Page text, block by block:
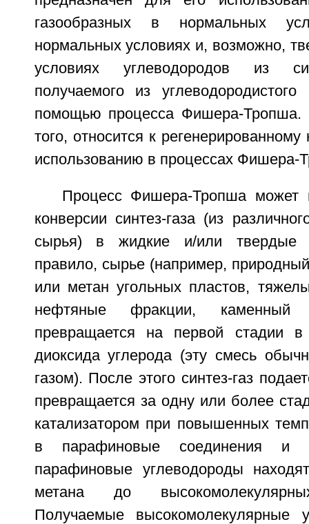
газообразных в нормальных
нормальных условиях и, возможно,
условиях углеводородов из
получаемого из
помощью процесса Фишера-Тропша.
того, относится к регенерированному
использованию в процессах Фишера-
Процесс Фишера-Тропша может
конверсии синтез-газа (из
сырья) в жидкие и/или твердые
правило, сырье (например,
или метан угольных пластов,
нефтяные фракции, каменный
превращается на первой стадии
диоксида углерода (эту смесь
газом). После этого синтез-газ
превращается за одну или более
катализатором при повышенных
в парафиновые соединения и
парафиновые углеводороды
метана до
Получаемые высокомолекулярные